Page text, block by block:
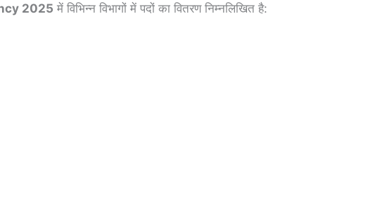
2025 में विभिन्न विभागों में पदों का वितरण निम्नलिखित है: